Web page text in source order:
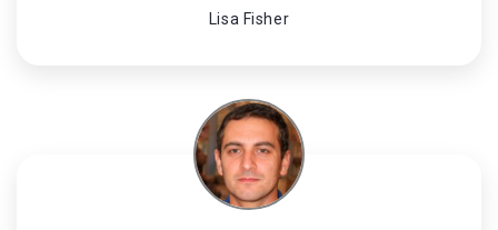
Lisa Fisher